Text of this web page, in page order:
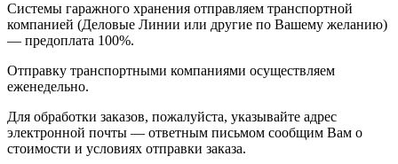
Системы гаражного хранения отправляем транспортной
компанией (Деловые Линии или другие по Вашему желанию)
— предоплата 100%.
Отправку транспортными компаниями осуществляем
еженедельно.
Для обработки заказов, пожалуйста, указывайте адрес
электронной почты — ответным письмом сообщим Вам о
стоимости и условиях отправки заказа.